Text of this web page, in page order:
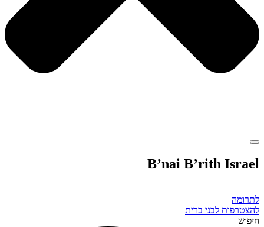
B’nai B’rith Israel
לתרומה
להצטרפות לבני ברית
חיפוש